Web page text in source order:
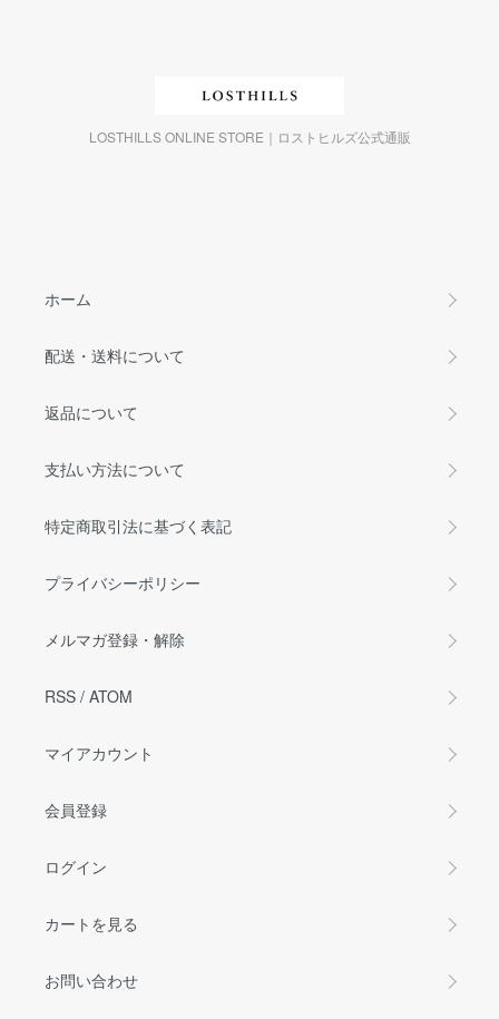
LOSTHILLS ONLINE STORE｜ロストヒルズ公式通販
ホーム
配送・送料について
返品について
支払い方法について
特定商取引法に基づく表記
プライバシーポリシー
メルマガ登録・解除
RSS / ATOM
マイアカウント
会員登録
ログイン
カートを見る
お問い合わせ